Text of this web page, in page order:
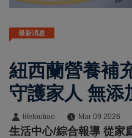
最新消息
紐西蘭營養補
守護家人 無添
lifetoutiao Mar 09 2026
生活中心/綜合報導 從家